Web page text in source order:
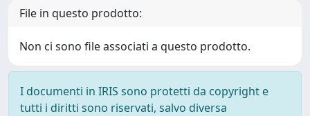
File in questo prodotto:
Non ci sono file associati a questo prodotto.
I documenti in IRIS sono protetti da copyright e
tutti i diritti sono riservati, salvo diversa